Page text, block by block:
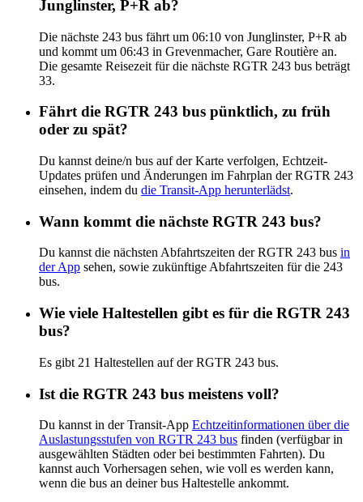
Junglinster, P+R ab?
Die nächste 243 bus fährt um 06:10 von Junglinster, P+R ab
und kommt um 06:43 in Grevenmacher, Gare Routière an.
Die gesamte Reisezeit für die nächste RGTR 243 bus beträgt
33.
Fährt die RGTR 243 bus pünktlich, zu früh
oder zu spät?
Du kannst deine/n bus auf der Karte verfolgen, Echtzeit-
Updates prüfen und Änderungen im Fahrplan der RGTR 243
einsehen, indem du die Transit-App herunterlädst.
Wann kommt die nächste RGTR 243 bus?
Du kannst die nächsten Abfahrtszeiten der RGTR 243 bus in
der App sehen, sowie zukünftige Abfahrtszeiten für die 243
bus.
Wie viele Haltestellen gibt es für die RGTR 243
bus?
Es gibt 21 Haltestellen auf der RGTR 243 bus.
Ist die RGTR 243 bus meistens voll?
Du kannst in der Transit-App Echtzeitinformationen über die
Auslastungsstufen von RGTR 243 bus finden (verfügbar in
ausgewählten Städten oder bei bestimmten Fahrten). Du
kannst auch Vorhersagen sehen, wie voll es werden kann,
wenn die bus an deiner bus Haltestelle ankommt.